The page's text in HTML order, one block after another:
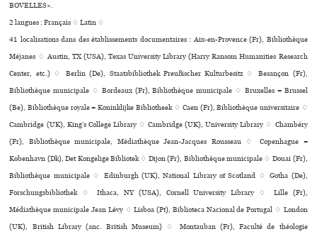
BOVELLES».
2 langues :Français ♢Latin ♢
41 localisations dans des établissements documentaires : Aix-en-Provence (Fr), Bibliothèque
Méjanes ♢ Austin, TX (USA), Texas University Library (Harry Ransom Humanities Research
Center, etc.) ♢ Berlin (De), Staatsbibliothek Preußischer Kulturbesitz ♢ Besançon (Fr),
Bibliothèque muni­ci­pale ♢ Bordeaux (Fr), Bibliothèque muni­ci­pale ♢ Bruxelles = Brussel
(Be), Bibliothèque royale = Koninklijke Bibliotheek ♢ Caen (Fr), Bibliothèque uni­ver­si­taire ♢
Cambridge (UK), King’s College Library ♢ Cambridge (UK), University Library ♢ Chambéry
(Fr), Bibliothèque muni­ci­pale, Médiathèque Jean-Jacques Rousseau ♢ Copenhague =
København (Dk), Det Kongelige Bibliotek ♢ Dijon (Fr), Bibliothèque muni­ci­pale ♢ Douai (Fr),
Bibliothèque muni­ci­pale ♢ Edinburgh (UK), National Library of Scotland ♢ Gotha (De),
Forschungsbibliothek ♢ Ithaca, NY (USA), Cornell University Library ♢ Lille (Fr),
Médiathèque muni­ci­pale Jean Lévy ♢ Lisboa (Pt), Biblioteca Nacional de Portugal ♢ London
(UK), British Library (anc. British Museum) ♢ Montauban (Fr), Faculté de théologie